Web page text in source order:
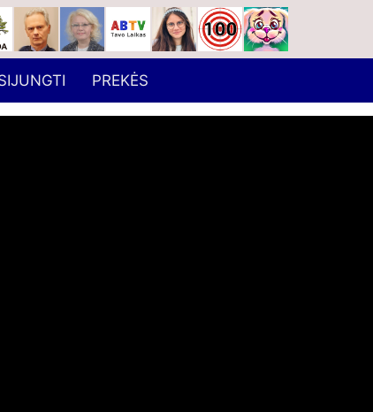
PREKĖS